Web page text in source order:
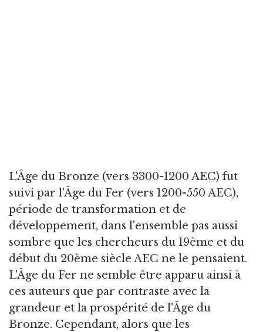
L'Âge du Bronze (vers 3300-1200 AEC) fut
suivi par l'Âge du Fer (vers 1200-550 AEC),
période de transformation et de
développement, dans l'ensemble pas aussi
sombre que les chercheurs du 19ème et du
début du 20ème siècle AEC ne le pensaient.
L'Âge du Fer ne semble être apparu ainsi à
ces auteurs que par contraste avec la
grandeur et la prospérité de l'Âge du
Bronze. Cependant, alors que les